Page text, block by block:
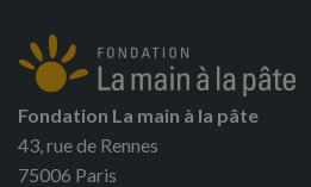
Fondation La main à la pâte
43, rue de Rennes
75006 Paris